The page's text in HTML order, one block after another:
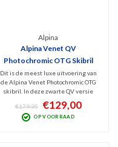
Alpina
Alpina Venet QV
Photochromic OTG Skibril
2025 | Zwart
Dit is de meest luxe uitvoering van
de Alpina Venet Photochromic OTG
skibril. In deze zwarte QV versie
heeft hij een meekleurende
QuattroVarioflex lens (Cat. 2-3).
Hierdoor ervaar je met deze goggles
€179,95 €129,00
OP VOORRAAD